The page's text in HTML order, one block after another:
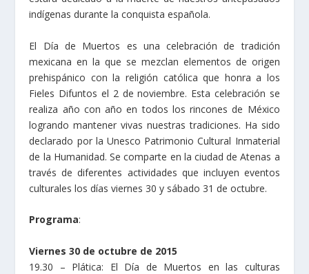
indígenas durante la conquista española.
El Día de Muertos es una celebración de tradición
mexicana en la que se mezclan elementos de origen
prehispánico con la religión católica que honra a los
Fieles Difuntos el 2 de noviembre. Esta celebración se
realiza año con año en todos los rincones de México
logrando mantener vivas nuestras tradiciones. Ha sido
declarado por la Unesco Patrimonio Cultural Inmaterial
de la Humanidad. Se comparte en la ciudad de Atenas a
través de diferentes actividades que incluyen eventos
culturales los días viernes 30 y sábado 31 de octubre.
Programa:
Viernes 30 de octubre de 2015
19.30 – Plática: El Día de Muertos en las culturas